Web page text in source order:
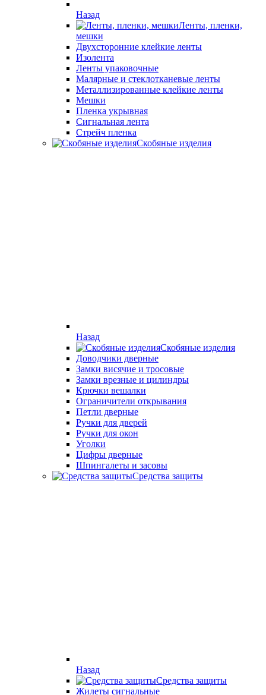
Назад
Ленты, пленки,
мешки
Двухсторонние клейкие ленты
Изолента
Ленты упаковочные
Малярные и стеклотканевые ленты
Металлизированные клейкие ленты
Мешки
Пленка укрывная
Сигнальная лента
Стрейч пленка
Скобяные изделия
Назад
Скобяные изделия
Доводчики дверные
Замки висячие и тросовые
Замки врезные и цилиндры
Крючки вешалки
Ограничители открывания
Петли дверные
Ручки для дверей
Ручки для окон
Уголки
Цифры дверные
Шпингалеты и засовы
Средства защиты
Назад
Средства защиты
Жилеты сигнальные